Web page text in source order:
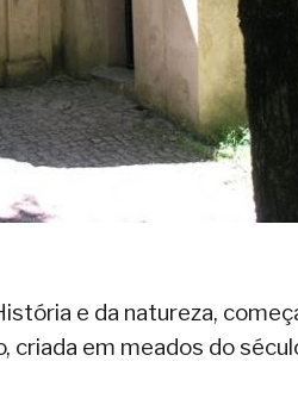
e da natureza,
criada em meados do